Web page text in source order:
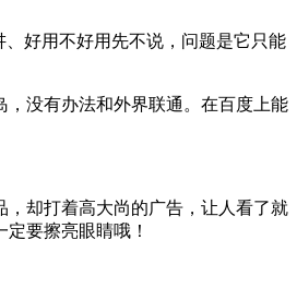
好用不好用先不说，问题是它只能
没有办法和外界联通。在百度上能
却打着高大尚的广告，让人看了就
要擦亮眼睛哦！